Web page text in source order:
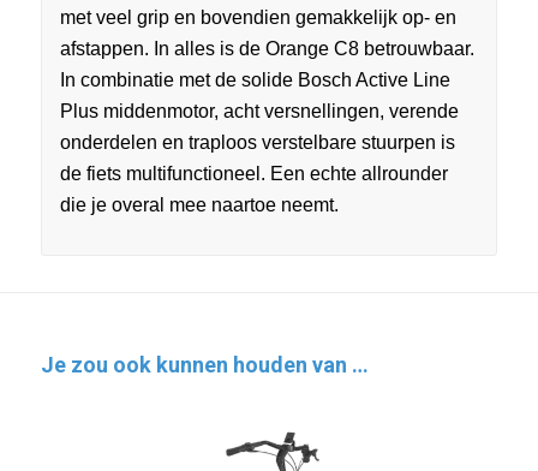
met veel grip en bovendien gemakkelijk op- en
afstappen. In alles is de Orange C8 betrouwbaar.
In combinatie met de solide Bosch Active Line
Plus middenmotor, acht versnellingen, verende
onderdelen en traploos verstelbare stuurpen is
de fiets multifunctioneel. Een echte allrounder
die je overal mee naartoe neemt.
Je zou ook kunnen houden van …